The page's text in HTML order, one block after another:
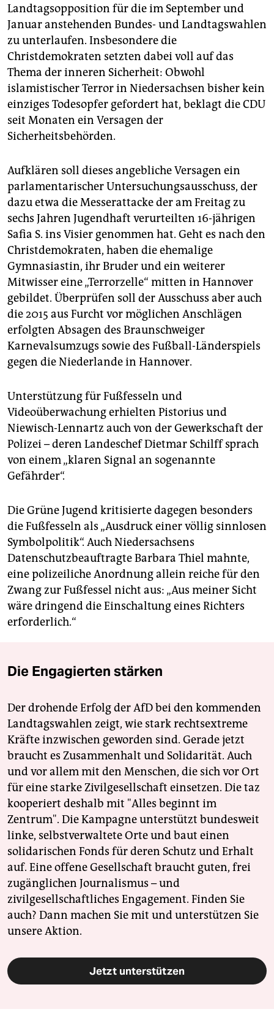
nicht: Mit einer Zange kann die etwa 180 Gramm
schwere, 15 Zentimeter große Box vom Körper
abgetrennt werden.
Landtagsopposition für die im September und
Januar anstehenden Bundes- und Landtagswahlen
zu unterlaufen. Insbesondere die
Christdemokraten setzten dabei voll auf das
Thema der inneren Sicherheit: Obwohl
islamistischer Terror in Niedersachsen bisher kein
einziges Todesopfer gefordert hat, beklagt die CDU
seit Monaten ein Versagen der
Sicherheitsbehörden.
Aufklären soll dieses angebliche Versagen ein
parlamentarischer Untersuchungsausschuss, der
dazu etwa die Messerattacke der am Freitag zu
sechs Jahren Jugendhaft verurteilten 16-jährigen
Safia S. ins Visier genommen hat. Geht es nach den
Christdemokraten, haben die ehemalige
Gymnasiastin, ihr Bruder und ein weiterer
Mitwisser eine „Terrorzelle“ mitten in Hannover
gebildet. Überprüfen soll der Ausschuss aber auch
die 2015 aus Furcht vor möglichen Anschlägen
erfolgten Absagen des Braunschweiger
Karnevalsumzugs sowie des Fußball-Länderspiels
gegen die Niederlande in Hannover.
Unterstützung für Fußfesseln und
Videoüberwachung erhielten Pistorius und
Niewisch-Lennartz auch von der Gewerkschaft der
Polizei – deren Landeschef Dietmar Schilff sprach
von einem „klaren Signal an sogenannte
Gefährder“.
Die Grüne Jugend kritisierte dagegen besonders
die Fußfesseln als „Ausdruck einer völlig sinnlosen
Symbolpolitik“. Auch Niedersachsens
Datenschutzbeauftragte Barbara Thiel mahnte,
eine polizeiliche Anordnung allein reiche für den
Zwang zur Fußfessel nicht aus: „Aus meiner Sicht
wäre dringend die Einschaltung eines Richters
erforderlich.“
Die Engagierten stärken
Der drohende Erfolg der AfD bei den kommenden
Landtagswahlen zeigt, wie stark rechtsextreme
Kräfte inzwischen geworden sind. Gerade jetzt
braucht es Zusammenhalt und Solidarität. Auch
und vor allem mit den Menschen, die sich vor Ort
für eine starke Zivilgesellschaft einsetzen. Die taz
kooperiert deshalb mit "Alles beginnt im
Zentrum". Die Kampagne unterstützt bundesweit
linke, selbstverwaltete Orte und baut einen
solidarischen Fonds für deren Schutz und Erhalt
auf. Eine offene Gesellschaft braucht guten, frei
zugänglichen Journalismus – und
zivilgesellschaftliches Engagement. Finden Sie
auch? Dann machen Sie mit und unterstützen Sie
unsere Aktion.
Jetzt unterstützen